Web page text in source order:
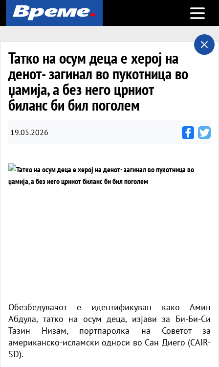
Open
Татко на осум деца е херој на
денот- загинал во пукотница во
џамија, а без него црниот
биланс би бил поголем
19.05.2026
Обезбедувачот е идентификуван како Амин
Абдула, татко на осум деца, изјави за Би-Би-Си
Тазин Низам, портпаролка на Советот за
американско-исламски односи во Сан Диего (CAIR-
SD).